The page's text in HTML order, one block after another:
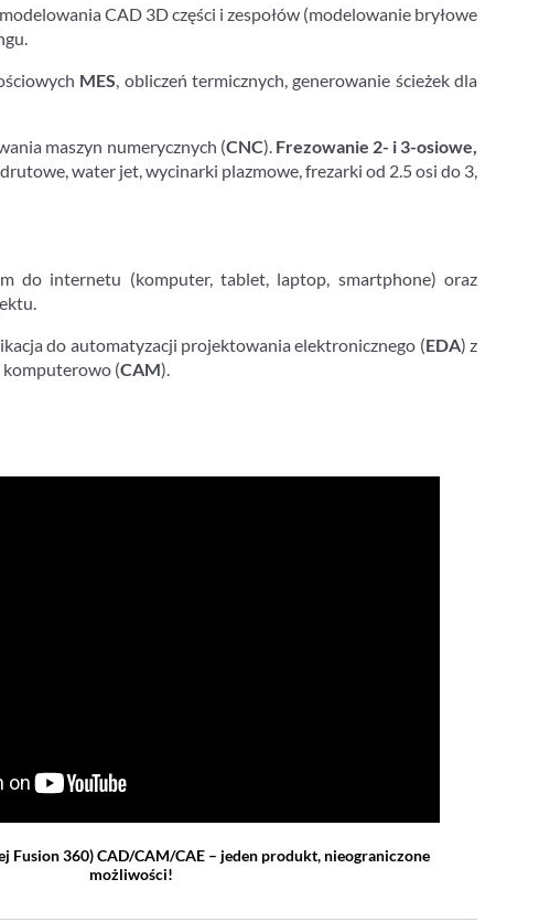
CAD 3D części i zespołów (modelowanie bryłowe
MES, obliczeń termicznych, generowanie ścieżek dla
maszyn numerycznych (CNC). Frezowanie 2- i 3-osiowe,
water jet, wycinarki plazmowe, frezarki od 2.5 osi do 3,
do internetu (komputer, tablet, laptop, smartphone) oraz
do automatyzacji projektowania elektronicznego (EDA) z
(CAM).
Fusion 360)CAD/CAM/CAE – jeden produkt, nieograniczone
możliwości!